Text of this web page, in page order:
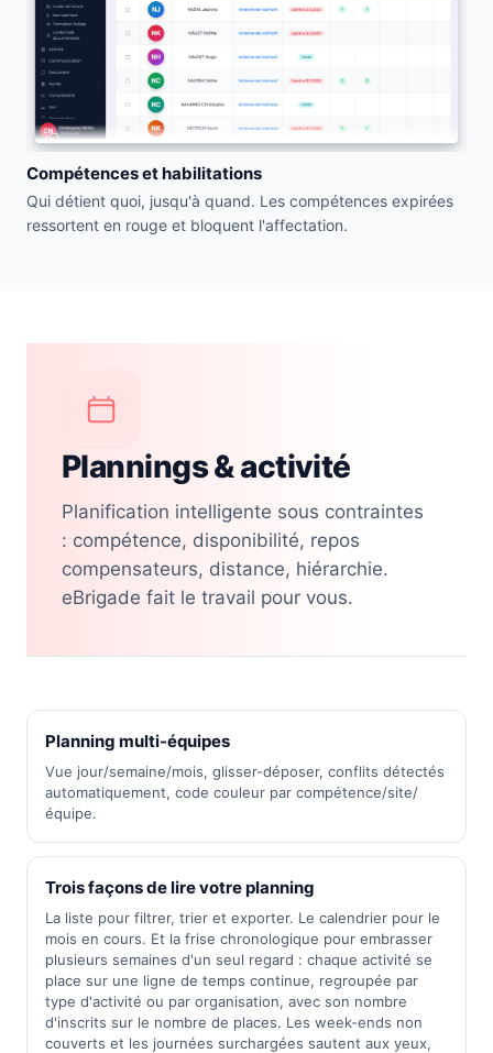
Compétences et habilitations
Qui détient quoi, jusqu'à quand. Les compétences expirées
ressortent en rouge et bloquent l'affectation.
Plannings & activité
Planification intelligente sous contraintes
: compétence, disponibilité, repos
compensateurs, distance, hiérarchie.
eBrigade fait le travail pour vous.
Planning multi-équipes
Vue jour/semaine/mois, glisser-déposer, conflits détectés
automatiquement, code couleur par compétence/site/
équipe.
Trois façons de lire votre planning
La liste pour filtrer, trier et exporter. Le calendrier pour le
mois en cours. Et la frise chronologique pour embrasser
plusieurs semaines d'un seul regard : chaque activité se
place sur une ligne de temps continue, regroupée par
type d'activité ou par organisation, avec son nombre
d'inscrits sur le nombre de places. Les week-ends non
couverts et les journées surchargées sautent aux yeux,